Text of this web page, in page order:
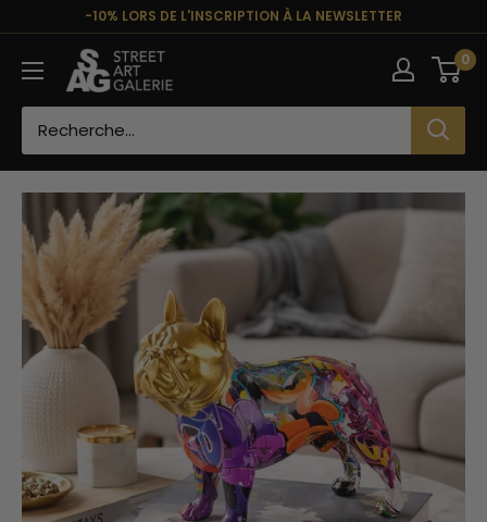
contenu
-10% LORS DE L'INSCRIPTION À LA NEWSLETTER
Street
Art
0